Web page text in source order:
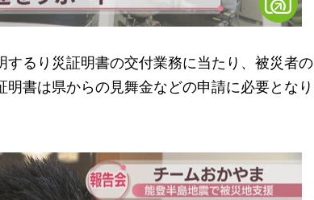
るり災証明書の交付業務に当たり、被災者の
書は県からの見舞金などの申請に必要となり